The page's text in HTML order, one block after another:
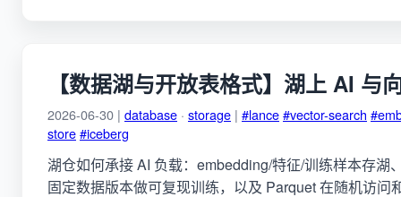
【数据湖与开放表格式】湖上 AI 与
2026-06-30 | database · storage | #lance#vector-search
store#iceberg
湖仓如何承接 AI 负载：embedding/特征/训练样本存湖
固定数据版本做可复现训练，以及 Parquet 在随机访问